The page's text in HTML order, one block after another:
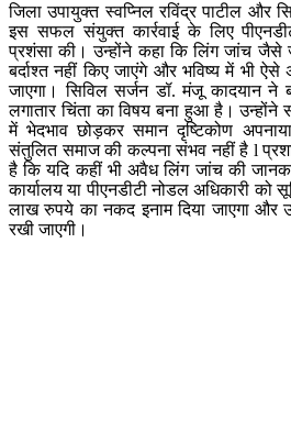
जिला उपायुक्त स्वप्निल रविंद्र पाटील और
इस सफल संयुक्त कार्रवाई के लिए
प्रशंसा की। उन्होंने कहा कि लिंग जांच जैसे
बर्दाश्त नहीं किए जाएंगे और भविष्य में भी ऐसे
जाएगा। सिविल सर्जन डॉ. मंजू कादयान ने
लगातार चिंता का विषय बना हुआ है।
में भेदभाव छोड़कर समान दृष्टिकोण
संतुलित समाज की कल्पना संभव नहीं है l
है कि यदि कहीं भी अवैध लिंग जांच की
कार्यालय या पीएनडीटी नोडल अधिकारी
लाख रुपये का नकद इनाम दिया जाएगा और
रखी जाएगी।